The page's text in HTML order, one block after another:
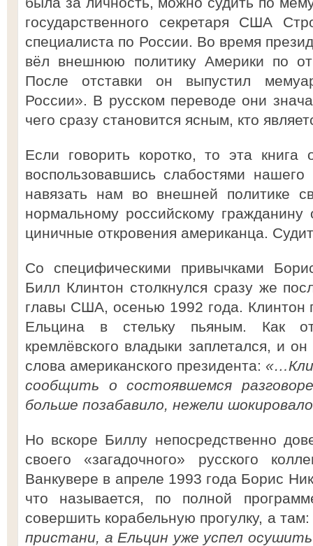
государственного секретаря США
специалиста по России. Во время
вёл внешнюю политику Америки по
После отставки он выпустил
России». В русском переводе они
чего сразу становится ясным, кто
Если говорить коротко, то эта
воспользовавшись слабостями нашего
навязать нам во внешней политике
нормальному российскому гражданину
циничные откровения американца.
Со специфическими привычками
Билл Клинтон столкнулся сразу же
главы США, осенью 1992 года. Клинтон
Ельцина в стельку пьяным. Как
кремлёвского владыки заплетался, и
слова американского президента:
сообщить о состоявшемся
больше позабавило, нежели
Но вскоре Биллу непосредственно
своего «загадочного» русского
Ванкувере в апреле 1993 года Борис
что называется, по полной
совершить корабельную прогулку, а
пристани, а Ельцин уже успел